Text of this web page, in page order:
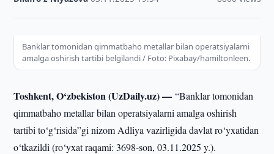
Banklar tomonidan qimmatbaho metallar bilan operatsiyalarni
amalga oshirish tartibi belgilandi / Foto: Pixabay/hamiltonleen.
Toshkent, O‘zbekiston (UzDaily.uz) —“Banklar tomonidan
qimmatbaho metallar bilan operatsiyalarni amalga oshirish
tartibi to‘g‘risida”gi nizom Adliya vazirligida davlat ro‘yxatidan
o‘tkazildi (ro‘yxat raqami: 3698-son, 03.11.2025 y.).